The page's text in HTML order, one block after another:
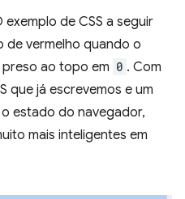
exemplo de CSS a seguir
de vermelho quando o
ao topo em 0 . Com
que já escrevemos e um
estado do navegador,
mais inteligentes em